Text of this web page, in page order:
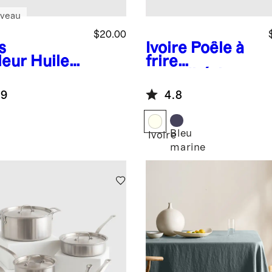
Huile
bois à la
$20.00
Ivoire Poêle à
frire
en céramique
de 10 po
4.8
IvoireBleu
marine